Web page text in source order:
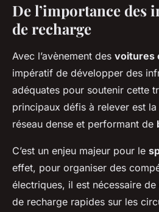
De l’importance des
de recharge
Avec l’avènement des voitures
impératif de développer des
adéquates pour soutenir cette
principaux défis à relever est la
réseau dense et performant de
C’est un enjeu majeur pour le
effet, pour organiser des
électriques, il est nécessaire
de recharge rapides sur les